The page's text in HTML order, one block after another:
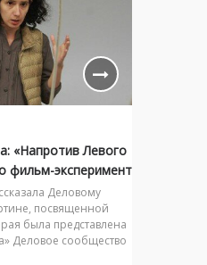
«Напротив Левого
фильм-эксперимент
Деловому
посвященной
была представлена
Деловое сообщество